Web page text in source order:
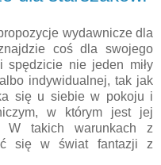
wydawnicze dla
coś dla swojego
nie jeden miły
indywidualnej, tak jak
się u siebie w pokoju i
w którym jest jej
W takich warunkach z
się w świat fantazji z